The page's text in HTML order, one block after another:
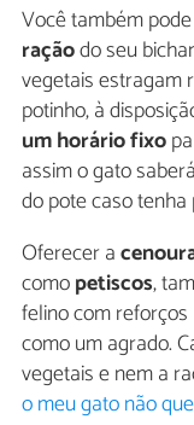
Você também
raçãodo seu
vegetais estragam
potinho, à
um horário fixo
assim o gato
do pote caso
Oferecer a
comopetiscos,
felino com
como um agrado.
vegetais e nem a
o meu gato não